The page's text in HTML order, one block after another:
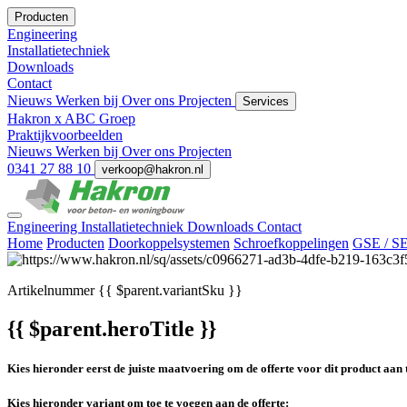
Producten
Engineering
Installatietechniek
Downloads
Contact
Nieuws Werken bij Over ons Projecten Services
Hakron x ABC Groep
Praktijkvoorbeelden
Nieuws Werken bij Over ons Projecten
0341 27 88 10
verkoop@hakron.nl
Engineering Installatietechniek Downloads Contact
Home Producten Doorkoppelsystemen Schroefkoppelingen GSE /
Artikelnummer{{ $parent.variantSku }}
{{ $parent.heroTitle }}
Kies hieronder eerst de juiste maatvoering om de offerte voor dit product aan
Kies hieronder variant om toe te voegen aan de offerte: